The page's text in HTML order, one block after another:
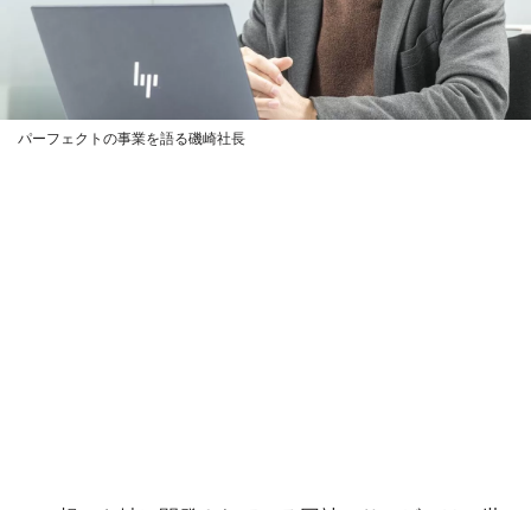
パーフェクトの事業を語る磯崎社長